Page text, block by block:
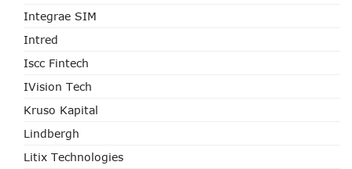
Integrae SIM
Intred
Iscc Fintech
IVision Tech
Kruso Kapital
Lindbergh
Litix Technologies